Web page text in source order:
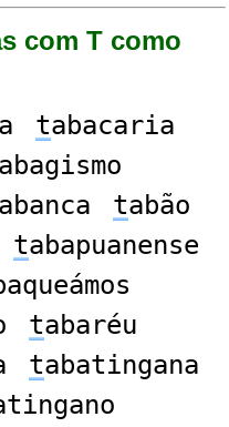
com T como
tabacaria
abagismo
abanca tabão
tabapuanense
tabaréu
tabatingana